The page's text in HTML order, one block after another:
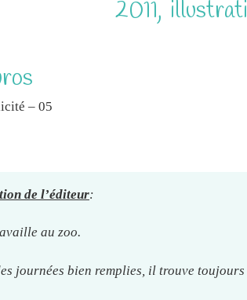
2011,
– 05
de l’éditeur:
au zoo.
journées bien remplies, il trouve toujours